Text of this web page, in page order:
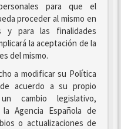
para que el
proceder al mismo en
y para las finalidades
la aceptación de la
del mismo.
a modificar su Política
acuerdo a su propio
cambio legislativo,
Agencia Española de
o actualizaciones de